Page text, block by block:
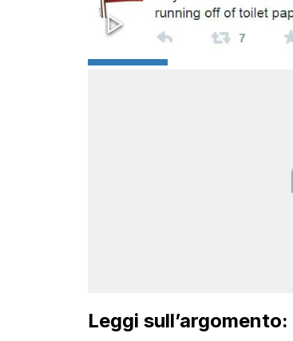
Leggi sull’argomento: